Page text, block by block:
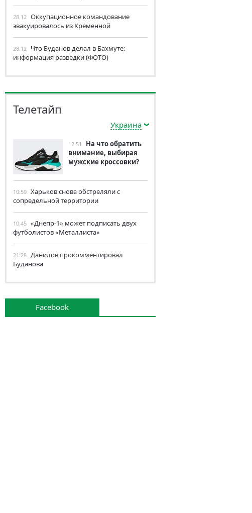
28.12 Оккупационное командование
эвакуировалось из Кременной
28.12 Что Буданов делал в Бахмуте:
информация разведки (ФОТО)
Телетайп
Украина
12:51
На что обратить
внимание, выбирая
мужские кроссовки?
10:59 Харьков снова обстреляли с
сопредельной территории
10:45 «Днепр-1» может подписать двух
футболистов «Металлиста»
21:28 Данилов прокомментировал
Буданова
Facebook